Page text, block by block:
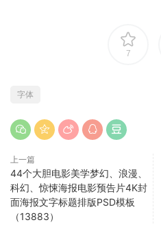
7
字体
上一篇
44个大胆电影美学梦幻、浪漫、
科幻、惊悚海报电影预告片4K封
面海报文字标题排版PSD模板
（13883）